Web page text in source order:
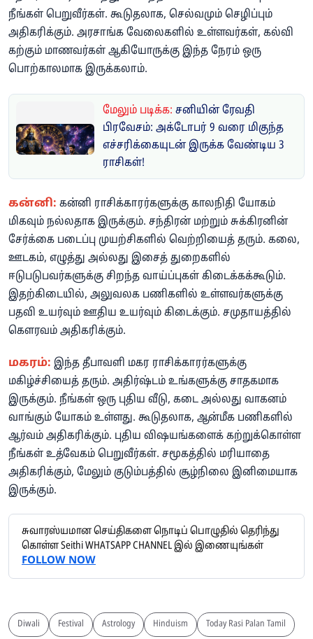
நீங்கள் பெறுவீர்கள். கூடுதலாக, செல்வமும் செழிப்பும்
அதிகரிக்கும். அரசாங்க வேலைகளில் உள்ளவர்கள், கல்வி
கற்கும் மாணவர்கள் ஆகியோருக்கு இந்த நேரம் ஒரு
பொற்காலமாக இருக்கலாம்.
மேலும் படிக்க: சனியின் ரேவதி
பிரவேசம்: அக்டோபர் 9 வரை மிகுந்த
எச்சரிக்கையுடன் இருக்க வேண்டிய 3
ராசிகள்!
கன்னி: கன்னி ராசிக்காரர்களுக்கு காலநிதி யோகம்
மிகவும் நல்லதாக இருக்கும். சந்திரன் மற்றும் சுக்கிரனின்
சேர்க்கை படைப்பு முயற்சிகளில் வெற்றியைத் தரும். கலை,
ஊடகம், எழுத்து அல்லது இசைத் துறைகளில்
ஈடுபடுபவர்களுக்கு சிறந்த வாய்ப்புகள் கிடைக்கக்கூடும்.
இதற்கிடையில், அலுவலக பணிகளில் உள்ளவர்களுக்கு
பதவி உயர்வும் ஊதிய உயர்வும் கிடைக்கும். சமுதாயத்தில்
கௌரவம் அதிகரிக்கும்.
மகரம்: இந்த தீபாவளி மகர ராசிக்காரர்களுக்கு
மகிழ்ச்சியைத் தரும். அதிர்ஷ்டம் உங்களுக்கு சாதகமாக
இருக்கும். நீங்கள் ஒரு புதிய வீடு, கடை அல்லது வாகனம்
வாங்கும் யோகம் உள்ளது. கூடுதலாக, ஆன்மீக பணிகளில்
ஆர்வம் அதிகரிக்கும். புதிய விஷயங்களைக் கற்றுக்கொள்ள
நீங்கள் உத்வேகம் பெறுவீர்கள். சமூகத்தில் மரியாதை
அதிகரிக்கும், மேலும் குடும்பத்தில் சூழ்நிலை இனிமையாக
இருக்கும்.
சுவாரஸ்யமான செய்திகளை நொடிப் பொழுதில் தெரிந்து
கொள்ள Seithi WHATSAPP CHANNEL இல் இணையுங்கள்
FOLLOW NOW
Diwali Festival Astrology Hinduism Today Rasi Palan Tamil